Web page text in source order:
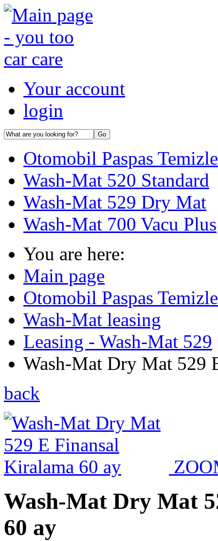
Your account
login
Otomobil Paspas
Wash-Mat 520 Standard
Wash-Mat 529 Dry Mat
Wash-Mat 700 Vacu Plus
You are here:
Main page
Otomobil Paspas
Wash-Mat leasing
Leasing - Wash-Mat 529
Wash-Mat Dry Mat 529
back
Wash-Mat Dry Mat
60 ay